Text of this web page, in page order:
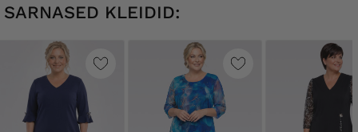
SARNASED KLEIDID: